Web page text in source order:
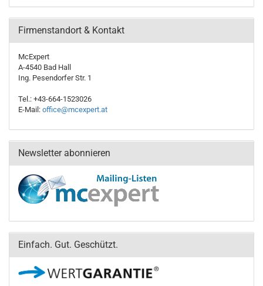
Firmenstandort & Kontakt
McExpert
A-4540 Bad Hall
Ing. Pesendorfer Str. 1
Tel.: +43-664-1523026
E-Mail: office@mcexpert.at
Newsletter abonnieren
Einfach. Gut. Geschützt.